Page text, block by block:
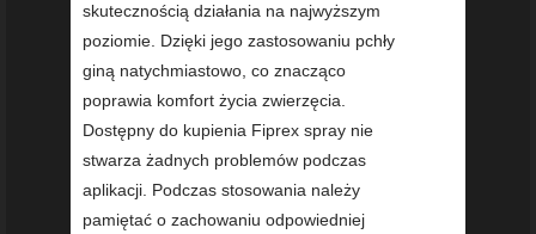
skutecznością działania na najwyższym
poziomie. Dzięki jego zastosowaniu pchły
giną natychmiastowo, co znacząco
poprawia komfort życia zwierzęcia.
Dostępny do kupienia Fiprex spray nie
stwarza żadnych problemów podczas
aplikacji. Podczas stosowania należy
pamiętać o zachowaniu odpowiedniej